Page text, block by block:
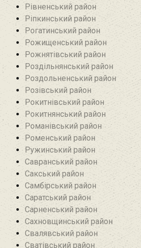
Рівненський район
Ріпкинський район
Рогатинський район
Рожищенський район
Рожнятівський район
Роздільнянський район
Роздольненський район
Розівський район‎
Рокитнівський район
Рокитнянський район
Романівський район‎
Роменський район
Ружинський район
Савранський район‎
Сакський район
Самбірський район
Саратський район‎
Сарненський район
Сахновщинський район
Свалявський район
Сватівський район